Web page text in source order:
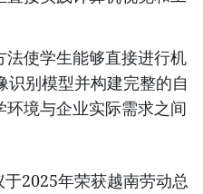
使学生能够直接进行机
别模型并构建完整的自
境与企业实际需求之间
2025年荣获越南劳动总